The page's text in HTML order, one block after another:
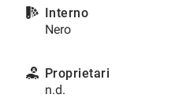
Interno
Nero
Proprietari
n.d.